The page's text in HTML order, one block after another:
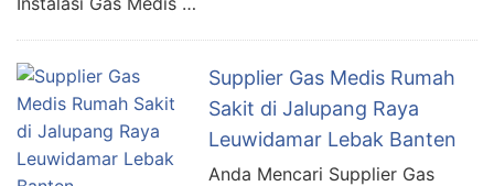
Supplier Gas Medis Rumah
Sakit di Jalupang Raya
Leuwidamar Lebak Banten
Anda Mencari Supplier Gas